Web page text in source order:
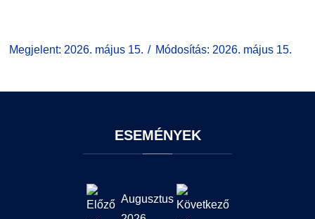
Megjelent: 2026. május 15. Módosítás: 2026. május 15.
ESEMÉNYEK
Augusztus